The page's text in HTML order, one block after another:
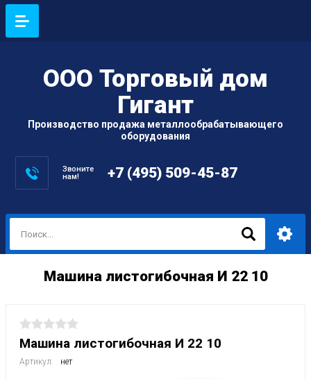
ООО Торговый дом
Гигант
Производство продажа металлообрабатывающего
оборудования
Звоните
нам!
+7 (495) 509-45-87
Машина листогибочная И 22 10
Машина листогибочная И 22 10
Артикул: нет